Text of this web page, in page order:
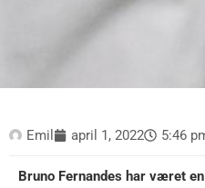
Emil april 1, 2022 5:46
Bruno Fernandes har været